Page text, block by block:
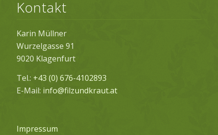
Kontakt
Karin Müllner
Wurzelgasse 91
9020 Klagenfurt
Tel.: +43 (0) 676-4102893
E-Mail: info@filzundkraut.at
Impressum